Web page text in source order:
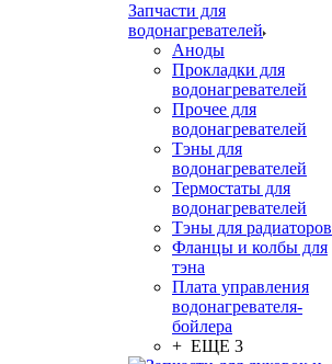
Запчасти для
водонагревателей
Аноды
Прокладки для
водонагревателей
Прочее для
водонагревателей
Тэны для
водонагревателей
Термостаты для
водонагревателей
Тэны для радиаторов
Фланцы и колбы для
тэна
Плата управления
водонагревателя-
бойлера
+ ЕЩЕ 3